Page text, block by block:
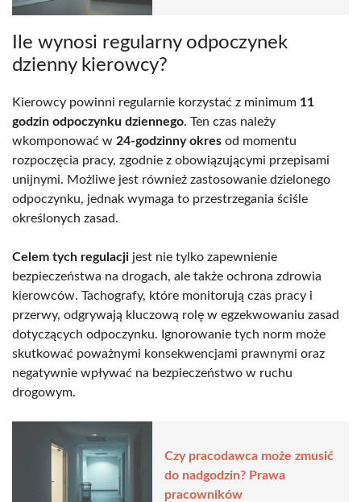
Ile wynosi regularny odpoczynek
dzienny kierowcy?
Kierowcy powinni regularnie korzystać z minimum 11
godzin odpoczynku dziennego. Ten czas należy
wkomponować w 24-godzinny okres od momentu
rozpoczęcia pracy, zgodnie z obowiązującymi przepisami
unijnymi. Możliwe jest również zastosowanie dzielonego
odpoczynku, jednak wymaga to przestrzegania ściśle
określonych zasad.
Celem tych regulacji jest nie tylko zapewnienie
bezpieczeństwa na drogach, ale także ochrona zdrowia
kierowców. Tachografy, które monitorują czas pracy i
przerwy, odgrywają kluczową rolę w egzekwowaniu zasad
dotyczących odpoczynku. Ignorowanie tych norm może
skutkować poważnymi konsekwencjami prawnymi oraz
negatywnie wpływać na bezpieczeństwo w ruchu
drogowym.
Czy pracodawca może zmusić
do nadgodzin? Prawa
pracowników